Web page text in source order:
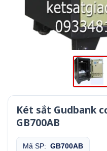
Két sắt Gudbank
GB700AB
Mã SP: GB700AB